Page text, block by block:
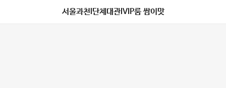
서울과천l단체대관lVIP룸 쌈이맛